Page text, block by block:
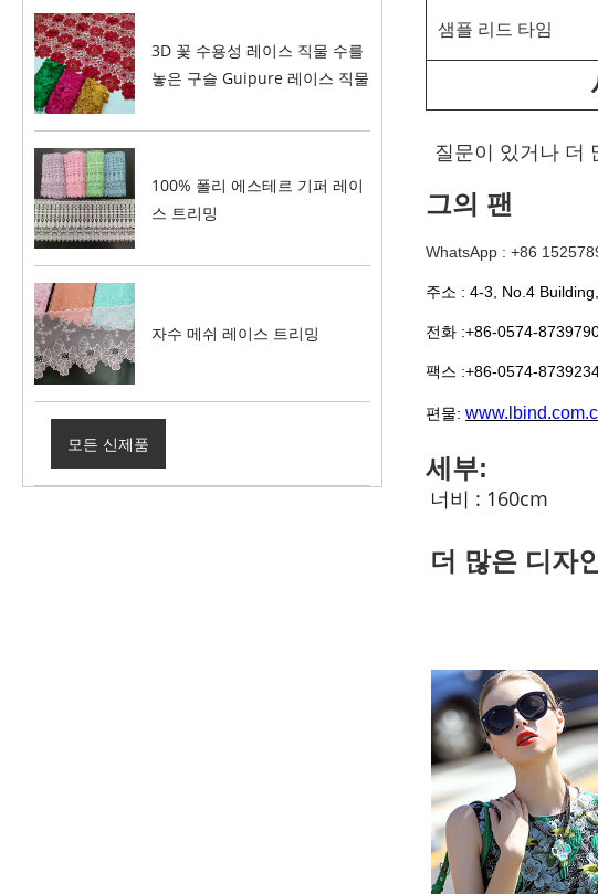
3D 꽃 수용성 레이스 직물 수를
놓은 구슬 Guipure 레이스 직물
100% 폴리 에스테르 기퍼 레이
스 트리밍
자수 메쉬 레이스 트리밍
모든 신제품
샘플 리드 타임
질문이 있거나 더
그의 팬
WhatsApp : +86
주소 : 4-3, No.4
전화 :+86-0574-
팩스 :+86-0574-
편물:
세부:
너비 : 160cm
더 많은 디자